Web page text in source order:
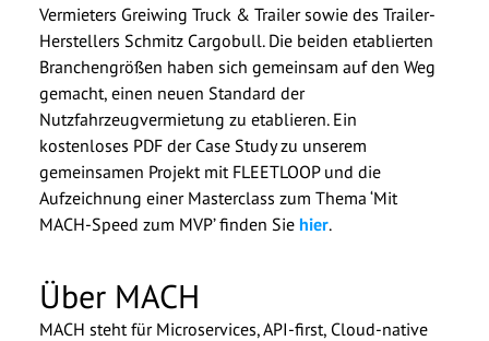
Vermieters Greiwing Truck & Trailer sowie des Trailer-
Herstellers Schmitz Cargobull. Die beiden etablierten
Branchengrößen haben sich gemeinsam auf den Weg
gemacht, einen neuen Standard der
Nutzfahrzeugvermietung zu etablieren. Ein
kostenloses PDF der Case Study zu unserem
gemeinsamen Projekt mit FLEETLOOP und die
Aufzeichnung einer Masterclass zum Thema ‘Mit
MACH-Speed zum MVP’ finden Sie hier.
Über MACH
MACH steht für Microservices, API-first, Cloud-native